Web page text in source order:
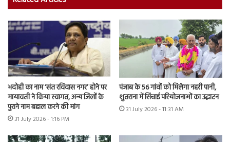
भदोही का नाम ‘संत रविदास नगर’ होने पर
मायावती ने किया स्वागत, अन्य जिलों के
पुराने नाम बहाल करने की मांग
31 July 2026 - 1:16 PM
पंजाब के 56 गांवों को मिलेगा नहरी पानी,
शुतराना में सिंचाई परियोजनाओं का उद्घाटन
31 July 2026 - 11:31 AM